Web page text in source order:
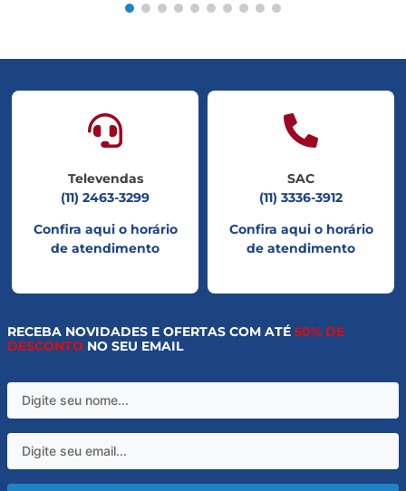
Televendas
(11) 2463-3299
Confira aqui o horário
de atendimento
SAC
(11) 3336-3912
Confira aqui o horário
de atendimento
RECEBA NOVIDADES E OFERTAS COM ATÉ 50% DE
DESCONTO NO SEU EMAIL